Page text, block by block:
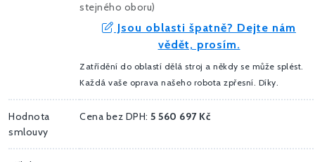
stejného oboru)
Jsou oblasti špatně? Dejte nám
vědět, prosím.
Zatřídění do oblastí dělá stroj a někdy se může splést.
Každá vaše oprava našeho robota zpřesní. Díky.
Hodnota
smlouvy
Cena bez DPH: 5 560 697 Kč